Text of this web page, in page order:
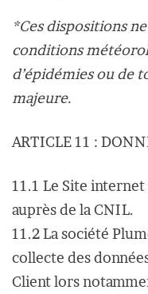
*Ces dispositions ne
conditions
d’épidémies ou de
majeure.
ARTICLE 11 :
11.1 Le Site
auprès de la CNIL.
11.2 La société
collecte des
Client lors